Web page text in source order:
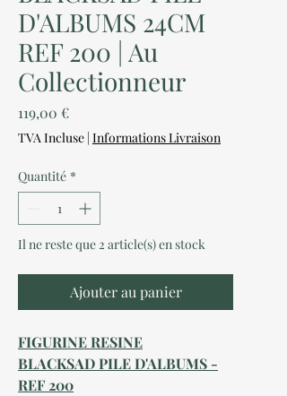
D'ALBUMS 24CM
REF 200 | Au
Collectionneur
119,00 €Prix
TVA Incluse | Informations Livraison
Quantité *
Il ne reste que 2 article(s) en stock
Ajouter au panier
FIGURINE RESINE
BLACKSAD PILE D'ALBUMS -
REF 200